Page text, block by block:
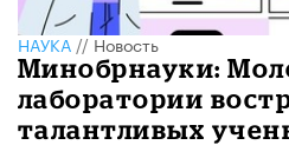
НАУКА//Новость
Минобрнауки:
лаборатории
талантливых